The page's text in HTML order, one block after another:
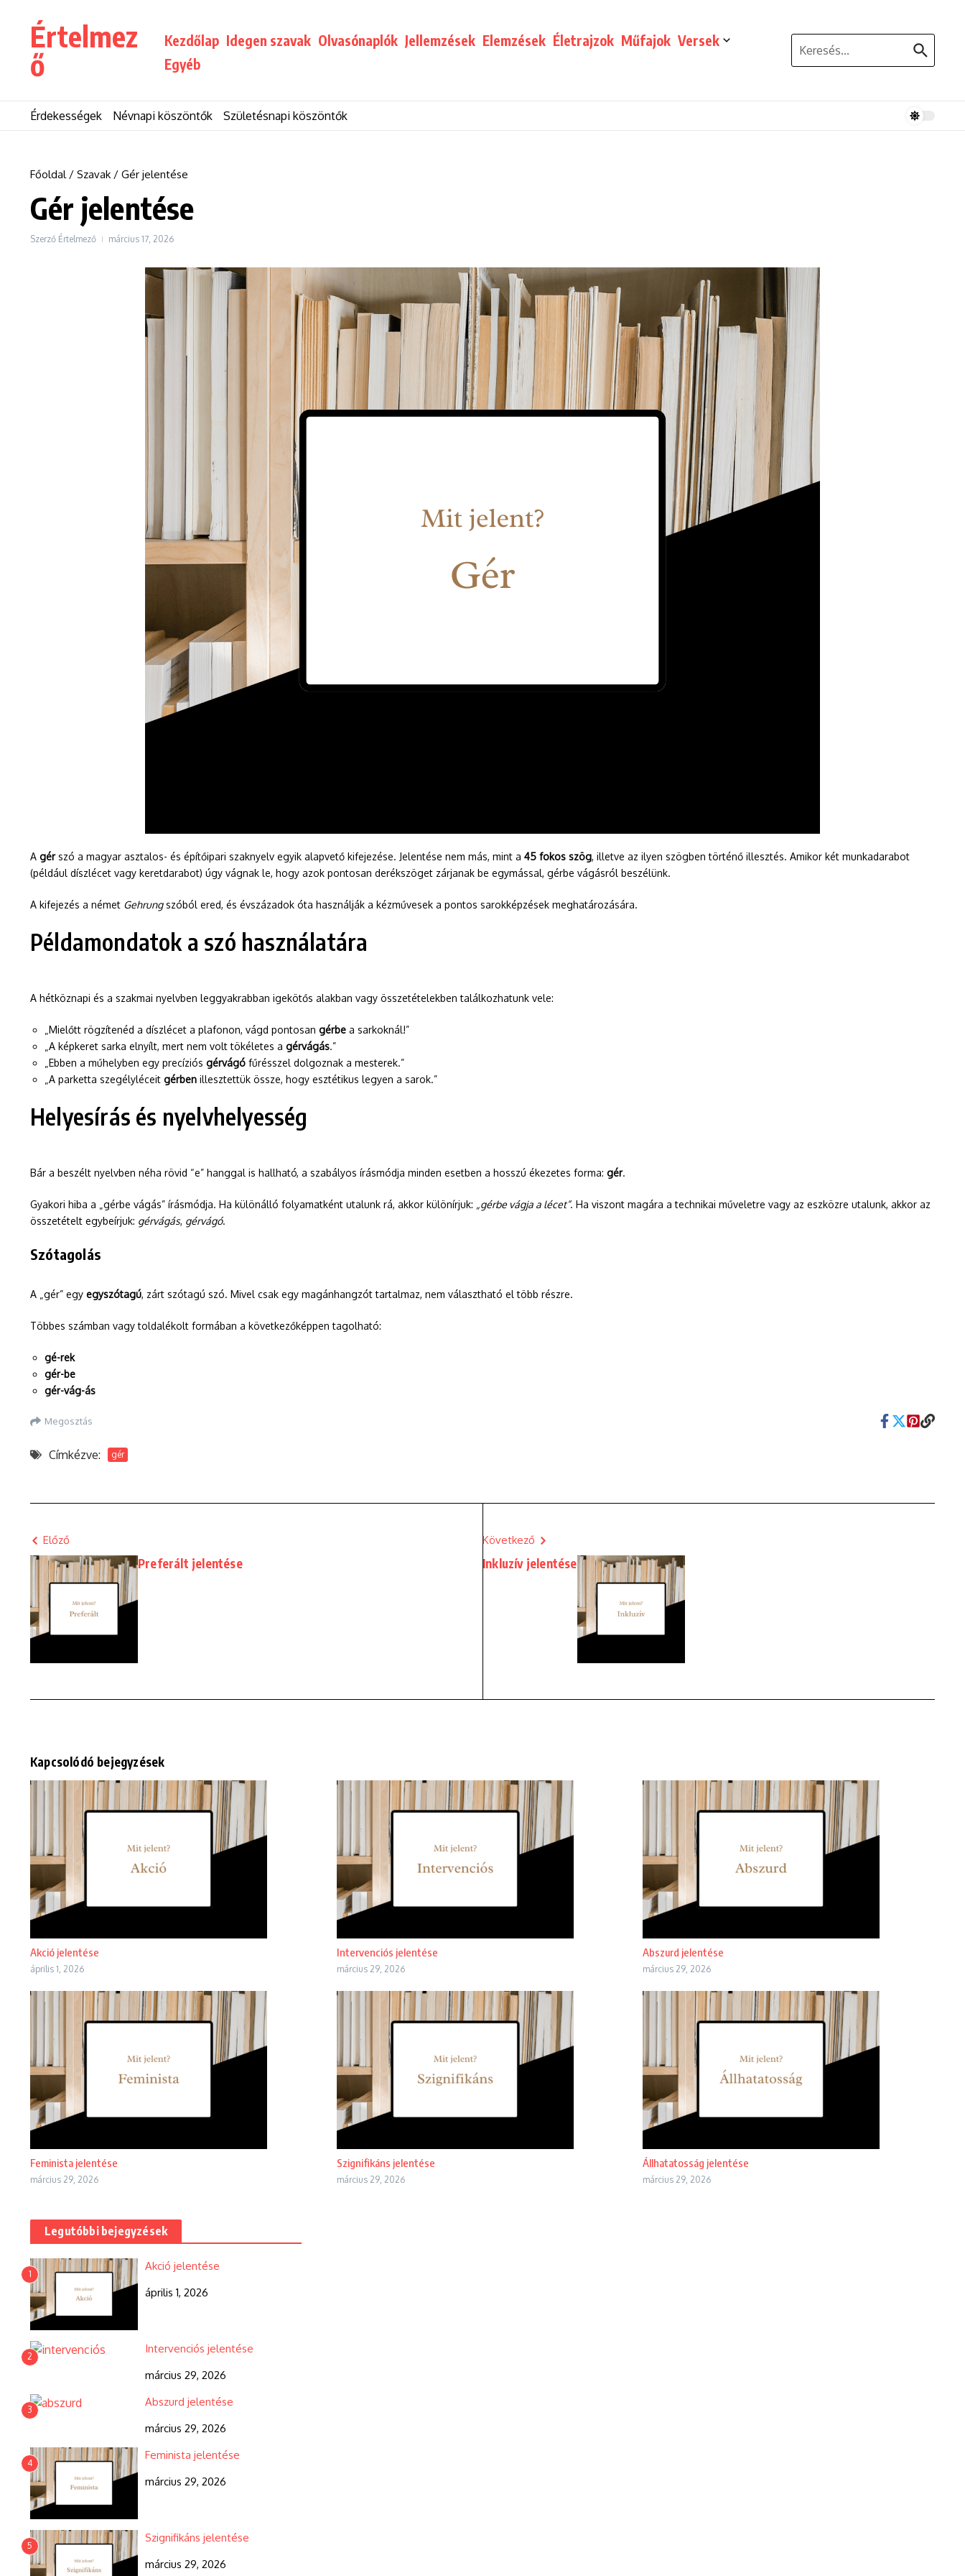
Értelmez
ő
Kezdőlap Idegen szavak Olvasónaplók Jellemzések Elemzések Életrajzok Műfajok Versek
Egyéb
Keresés:
Érdekességek Névnapi köszöntők Születésnapi köszöntők
Főoldal/ Szavak/ Gér jelentése
Gér jelentése
Szerző Értelmező március 17, 2026
A gérszó a magyar asztalos- és építőipari szaknyelv egyik alapvető kifejezése. Jelentése nem más, mint a 45 fokos szög, illetve az ilyen szögben történő illesztés. Amikor két munkadarabot
(például díszlécet vagy keretdarabot) úgy vágnak le, hogy azok pontosan derékszöget zárjanak be egymással, gérbe vágásról beszélünk.
A kifejezés a német Gehrungszóból ered, és évszázadok óta használják a kézművesek a pontos sarokképzések meghatározására.
Példamondatok a szó használatára
A hétköznapi és a szakmai nyelvben leggyakrabban igekötős alakban vagy összetételekben találkozhatunk vele:
„Mielőtt rögzítenéd a díszlécet a plafonon, vágd pontosan gérbe a sarkoknál!”
„A képkeret sarka elnyílt, mert nem volt tökéletes a gérvágás.”
„Ebben a műhelyben egy precíziós gérvágó fűrésszel dolgoznak a mesterek.”
„A parketta szegélyléceit gérben illesztettük össze, hogy esztétikus legyen a sarok.”
Helyesírás és nyelvhelyesség
Bár a beszélt nyelvben néha rövid “e” hanggal is hallható, a szabályos írásmódja minden esetben a hosszú ékezetes forma: gér.
Gyakori hiba a „gérbe vágás” írásmódja. Ha különálló folyamatként utalunk rá, akkor különírjuk: „gérbe vágja a lécet”. Ha viszont magára a technikai műveletre vagy az eszközre utalunk, akkor az
összetételt egybeírjuk: gérvágás, gérvágó.
Szótagolás
A „gér” egy egyszótagú, zárt szótagú szó. Mivel csak egy magánhangzót tartalmaz, nem választható el több részre.
Többes számban vagy toldalékolt formában a következőképpen tagolható:
gé-rek
gér-be
gér-vág-ás
Megosztás
Címkézve: gér
Előző
Preferált jelentése
Következő
Inkluzív jelentése
Kapcsolódó bejegyzések
Akció jelentése
április 1, 2026
Intervenciós jelentése
március 29, 2026
Abszurd jelentése
március 29, 2026
Feminista jelentése
március 29, 2026
Szignifikáns jelentése
március 29, 2026
Állhatatosság jelentése
március 29, 2026
Legutóbbi bejegyzések
1
Akció jelentése
április 1, 2026
2
Intervenciós jelentése
március 29, 2026
3
Abszurd jelentése
március 29, 2026
4
Feminista jelentése
március 29, 2026
5
Szignifikáns jelentése
március 29, 2026